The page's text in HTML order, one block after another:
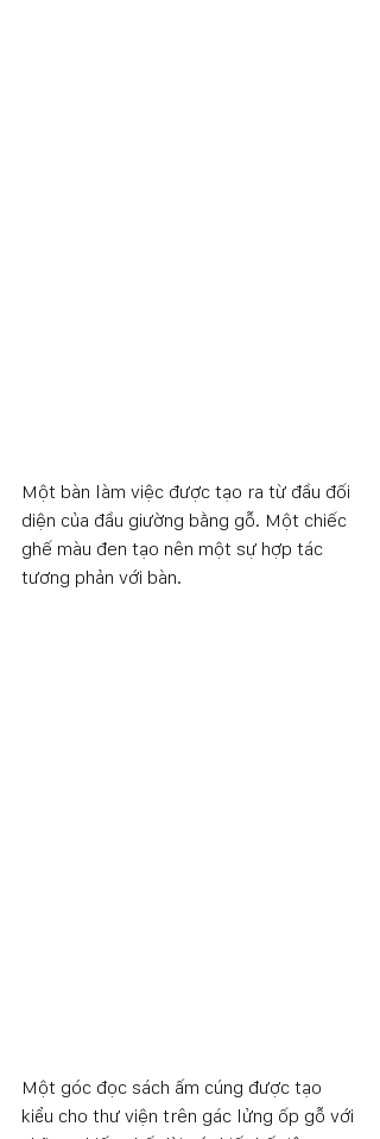
Một bàn làm việc được tạo ra từ đầu đối
diện của đầu giường bằng gỗ. Một chiếc
ghế màu đen tạo nên một sự hợp tác
tương phản với bàn.
Một góc đọc sách ấm cúng được tạo
kiểu cho thư viện trên gác lửng ốp gỗ với